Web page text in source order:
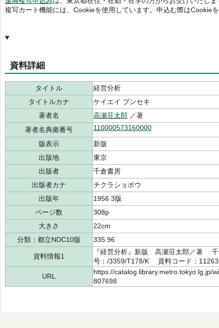
複写カート機能には、Cookieを使用しています。申込む際はCookie
資料詳細
タイトル
経営分析
タイトルカナ
ケイエイ ブンセキ
著者名
高瀬荘太郎 ／著
著者名典拠番号
110000573160000
版表示
新版
出版地
東京
出版者
千倉書房
出版者カナ
チクラショボウ
出版年
1956 3版
ページ数
308p
大きさ
22cm
分類：都立NDC10版
335.96
資料情報1
『経営分析』新版 高瀬荘太郎／著
号：/3359/T178/K 資料コード：
URL
https://catalog.library.metro.tokyo.lg.jp/
807698